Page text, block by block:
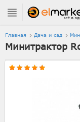
Главная Дача и сад
Минитрактор